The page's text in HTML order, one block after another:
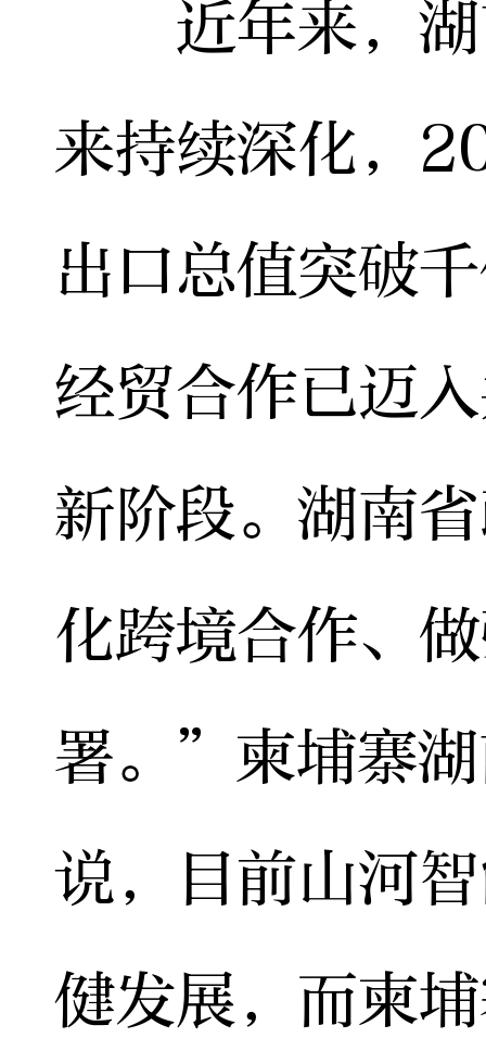
近年来，湖
来持续深化，
出口总值突破
经贸合作已迈
新阶段。湖南
化跨境合作、
署。”柬埔寨
说，目前山河
健发展，而柬